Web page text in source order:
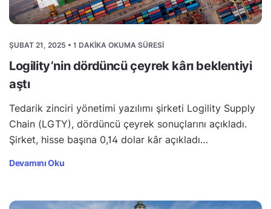
ŞUBAT 21, 2025 • 1 DAKIKA OKUMA SÜRESI
Logility’nin dördüncü çeyrek kârı beklentiyi
aştı
Tedarik zinciri yönetimi yazılımı şirketi Logility Supply
Chain (LGTY), dördüncü çeyrek sonuçlarını açıkladı.
Şirket, hisse başına 0,14 dolar kâr açıkladı…
Devamını Oku